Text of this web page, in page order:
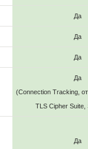
Да
Да
Да
Да
(Connection Tracking,
TLS Cipher Suite,
Да